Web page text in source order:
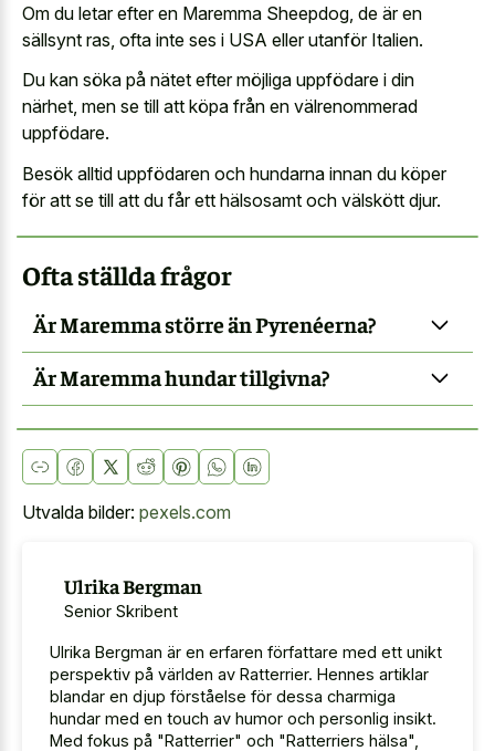
Om du letar efter en Maremma Sheepdog, de är en
sällsynt ras, ofta inte ses i USA eller utanför Italien.
Du kan söka på nätet efter möjliga uppfödare i din
närhet, men se till att köpa från en välrenommerad
uppfödare.
Besök alltid uppfödaren och hundarna innan du köper
för att se till att du får ett hälsosamt och välskött djur.
Ofta ställda frågor
Är Maremma större än Pyrenéerna?
Är Maremma hundar tillgivna?
Utvalda bilder: pexels.com
Ulrika Bergman
Senior Skribent
Ulrika Bergman är en erfaren författare med ett unikt
perspektiv på världen av Ratterrier. Hennes artiklar
blandar en djup förståelse för dessa charmiga
hundar med en touch av humor och personlig insikt.
Med fokus på "Ratterrier" och "Ratterriers hälsa",